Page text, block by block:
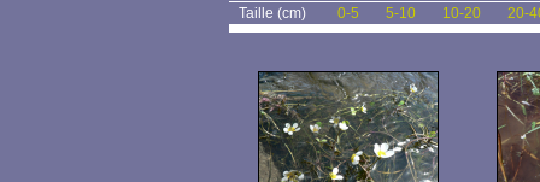
Taille (cm)
0-5 5-10 10-20 20-